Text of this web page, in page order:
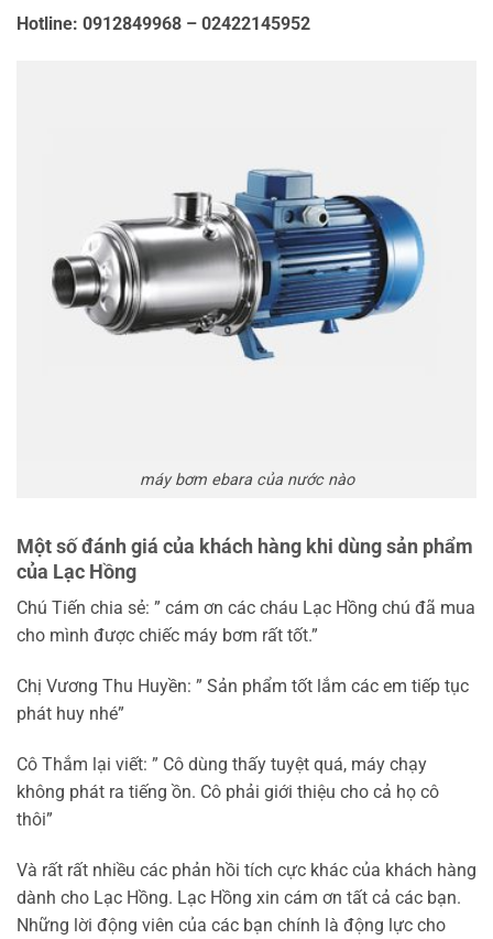
Hotline: 0912849968 – 02422145952
máy bơm ebara của nước nào
Một số đánh giá của khách hàng khi dùng sản phẩm
của Lạc Hồng
Chú Tiến chia sẻ: ” cám ơn các cháu Lạc Hồng chú đã mua
cho mình được chiếc máy bơm rất tốt.”
Chị Vương Thu Huyền: ” Sản phẩm tốt lắm các em tiếp tục
phát huy nhé”
Cô Thắm lại viết: ” Cô dùng thấy tuyệt quá, máy chạy
không phát ra tiếng ồn. Cô phải giới thiệu cho cả họ cô
thôi”
Và rất rất nhiều các phản hồi tích cực khác của khách hàng
dành cho Lạc Hồng. Lạc Hồng xin cám ơn tất cả các bạn.
Những lời động viên của các bạn chính là động lực cho